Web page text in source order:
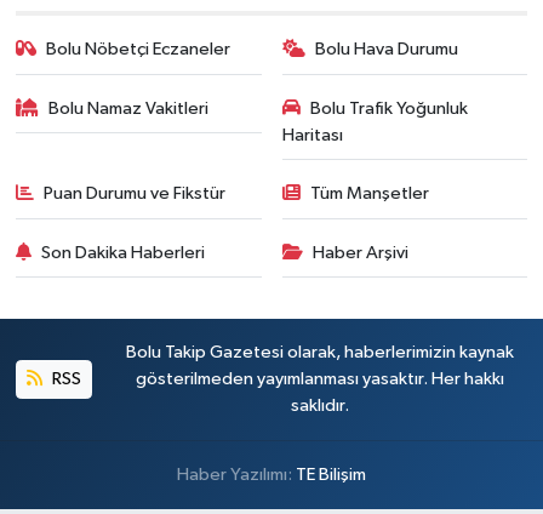
Bolu Nöbetçi Eczaneler Bolu Hava Durumu
Bolu Namaz Vakitleri
Bolu Trafik Yoğunluk
Haritası
Puan Durumu ve Fikstür Tüm Manşetler
Son Dakika Haberleri Haber Arşivi
RSS
Bolu Takip Gazetesi olarak, haberlerimizin kaynak
gösterilmeden yayımlanması yasaktır. Her hakkı
saklıdır.
Haber Yazılımı: TE Bilişim